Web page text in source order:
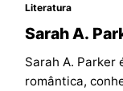
Literatura
Sarah A.
Sarah A. Parker
romântica,